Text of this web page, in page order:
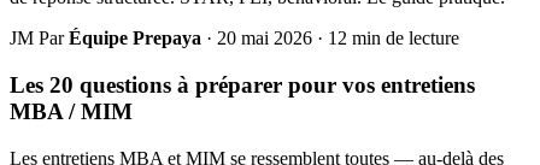
JM ParÉquipe Prepaya · 20 mai 2026 · 12 min de lecture
Les 20 questions à préparer pour vos entretiens
MBA / MIM
Les entretiens MBA et MIM se ressemblent toutes — au-delà des